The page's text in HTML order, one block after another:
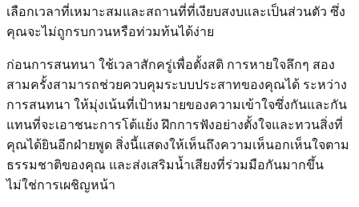
เลือกเวลาที่เหมาะสมและสถานที่ที่เงียบสงบและเป็นส่วนตัว ซึ่ง
คุณจะไม่ถูกรบกวนหรือท่วมท้นได้ง่าย
ก่อนการสนทนา ใช้เวลาสักครู่เพื่อตั้งสติ การหายใจลึกๆ สอง
สามครั้งสามารถช่วยควบคุมระบบประสาทของคุณได้ ระหว่าง
การสนทนา ให้มุ่งเน้นที่เป้าหมายของความเข้าใจซึ่งกันและกัน
แทนที่จะเอาชนะการโต้แย้ง ฝึกการฟังอย่างตั้งใจและทวนสิ่งที่
คุณได้ยินอีกฝ่ายพูด สิ่งนี้แสดงให้เห็นถึงความเห็นอกเห็นใจตาม
ธรรมชาติของคุณ และส่งเสริมน้ำเสียงที่ร่วมมือกันมากขึ้น
ไม่ใช่การเผชิญหน้า